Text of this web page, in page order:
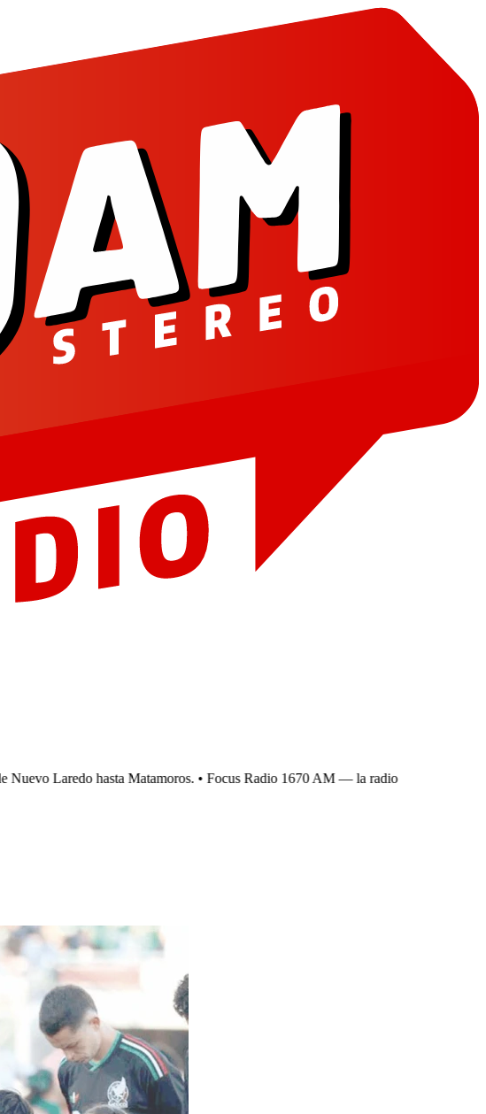
Laredo hasta Matamoros. • Focus Radio 1670 AM — la radio